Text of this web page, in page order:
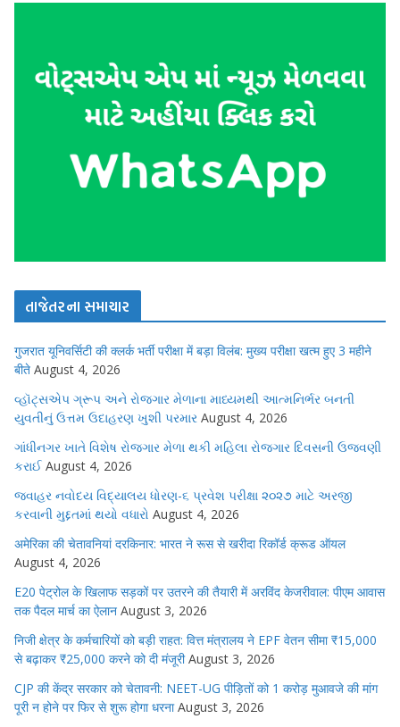
તાજેતરના સમાચાર
गुजरात यूनिवर्सिटी की क्लर्क भर्ती परीक्षा में बड़ा विलंब: मुख्य परीक्षा खत्म हुए 3 महीने
बीते August 4, 2026
વ્હૉટ્સએપ ગ્રૂપ અને રોજગાર મેળાના માધ્યમથી આત્મનિર્ભર બનતી
યુવતીનું ઉત્તમ ઉદાહરણ ખુશી પરમાર August 4, 2026
ગાંધીનગર ખાતે વિશેષ રોજગાર મેળા થકી મહિલા રોજગાર દિવસની ઉજવણી
કરાઈ August 4, 2026
જવાહર નવોદય વિદ્યાલય ધોરણ-૬ પ્રવેશ પરીક્ષા ૨૦૨૭ માટે અરજી
કરવાની મુદ્દતમાં થયો વધારો August 4, 2026
अमेरिका की चेतावनियां दरकिनार: भारत ने रूस से खरीदा रिकॉर्ड क्रूड ऑयल
August 4, 2026
E20 पेट्रोल के खिलाफ सड़कों पर उतरने की तैयारी में अरविंद केजरीवाल: पीएम आवास
तक पैदल मार्च का ऐलान August 3, 2026
निजी क्षेत्र के कर्मचारियों को बड़ी राहत: वित्त मंत्रालय ने EPF वेतन सीमा ₹15,000
से बढ़ाकर ₹25,000 करने को दी मंजूरी August 3, 2026
CJP की केंद्र सरकार को चेतावनी: NEET-UG पीड़ितों को 1 करोड़ मुआवजे की मांग
पूरी न होने पर फिर से शुरू होगा धरना August 3, 2026